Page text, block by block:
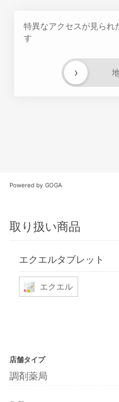
特異なアクセスが見られ
す
›
Powered by GOGA
取り扱い商品
エクエルタブレット
エクエル
店舗タイプ
調剤薬局